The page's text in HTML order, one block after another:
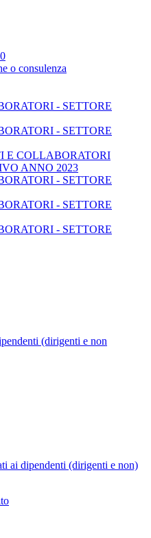
o consulenza
- SETTORE
- SETTORE
E COLLABORATORI
ANNO 2023
- SETTORE
- SETTORE
- SETTORE
(dirigenti e non
ai dipendenti (dirigenti e non)